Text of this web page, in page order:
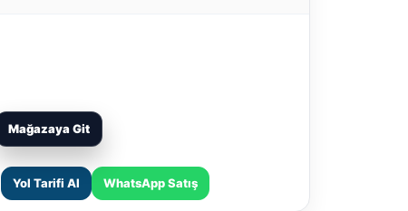
Mağazaya Git
Yol Tarifi Al WhatsApp Satış